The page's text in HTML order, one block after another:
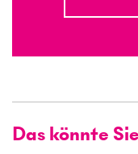
Das könnte